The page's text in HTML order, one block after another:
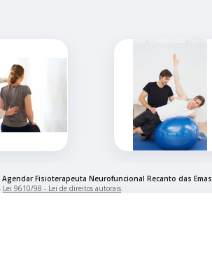
Agendar Fisioterapeuta Neurofuncional Recanto das Emas
Lei 9610/98 - Lei de direitos autorais.